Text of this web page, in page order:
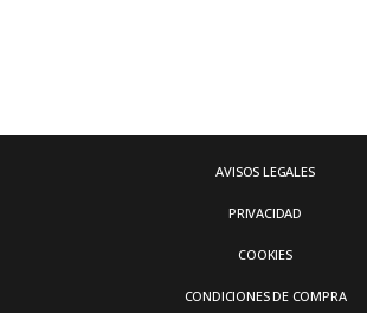
AVISOS LEGALES
PRIVACIDAD
COOKIES
CONDICIONES DE COMPRA